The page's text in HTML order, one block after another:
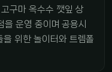
구마 옥수수 깻잎 상
운영 중이며 공용시
위한 놀이터와 트렘폴